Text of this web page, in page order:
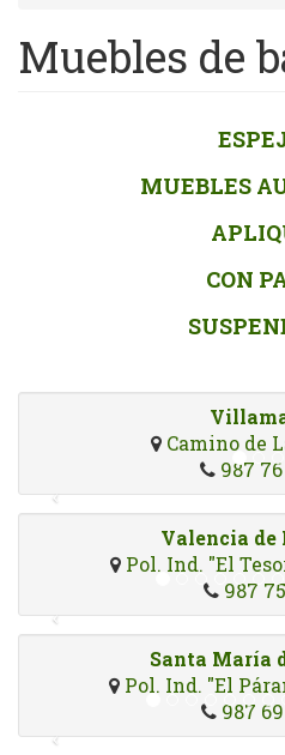
Muebles de
MUEBLES
CON
Camino de
987
Valencia de
Pol. Ind. "El
987
Santa María
Pol. Ind. "El
987